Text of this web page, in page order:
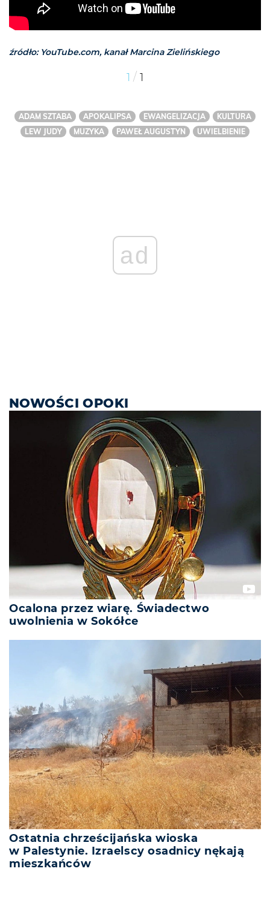
źródło: YouTube.com, kanał Marcina Zielińskiego
1 / 1
ADAM SZTABA APOKALIPSA EWANGELIZACJA
KULTURA
LEW JUDY
MUZYKA PAWEŁ AUGUSTYN UWIELBIENIE
ad
NOWOŚCI OPOKI
Ocalona przez wiarę. Świadectwo
uwolnienia w Sokółce
Ostatnia chrześcijańska wioska
w Palestynie. Izraelscy osadnicy nękają
mieszkańców